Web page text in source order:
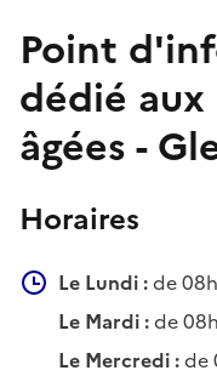
Point
dédié
âgées -
Horaires
Le Lundi :de
Le Mardi :de
Le Mercredi :de